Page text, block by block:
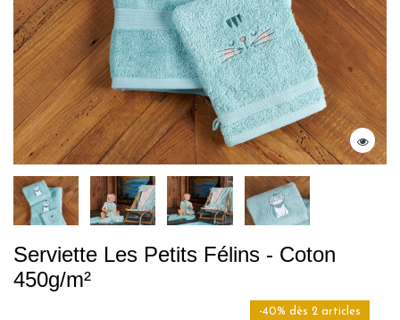
Serviette Les Petits Félins - Coton
450g/m²
-40% dès 2 articles